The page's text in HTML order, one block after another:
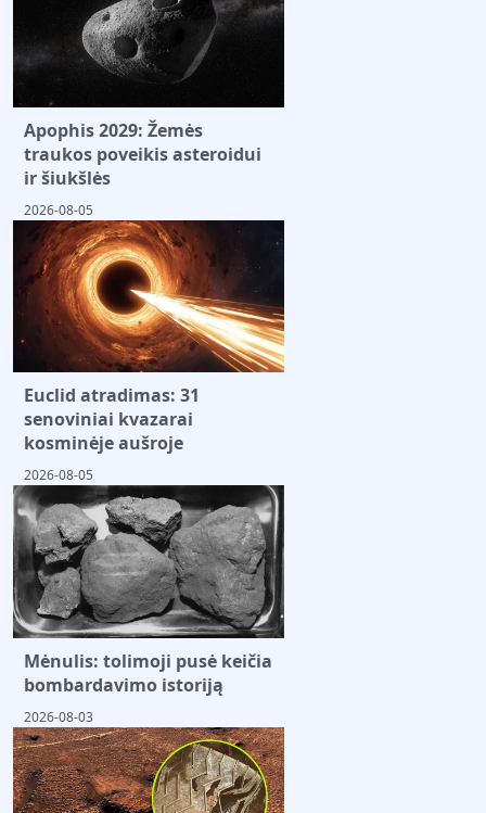
Apophis 2029: Žemės
traukos poveikis asteroidui
ir šiukšlės
2026-08-05
Euclid atradimas: 31
senoviniai kvazarai
kosminėje aušroje
2026-08-05
Mėnulis: tolimoji pusė keičia
bombardavimo istoriją
2026-08-03